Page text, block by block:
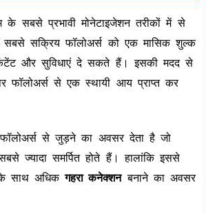
के सबसे प्रभावी मोनेटाइजेशन तरीकों में से
सक्रिय फॉलोअर्स को एक मासिक शुल्क
और सुविधाएं दे सकते हैं। इसकी मदद से
फॉलोअर्स से एक स्थायी आय प्राप्त कर
से जुड़ने का अवसर देता है जो
ज्यादा समर्पित होते हैं। हालांकि इससे
साथ अधिकगहरा कनेक्शनबनाने का अवसर